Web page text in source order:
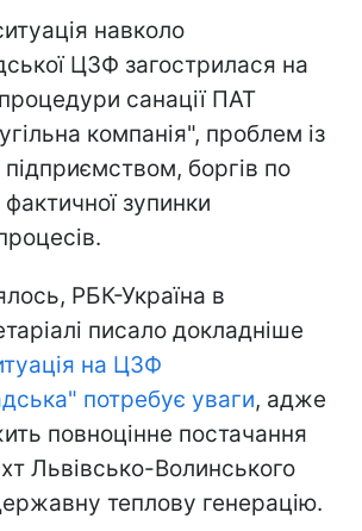
навколо
ЦЗФ загострилася на
санації ПАТ
компанія", проблем із
боргів по
зупинки
РБК-Україна в
писало докладніше
на ЦЗФ
потребує уваги, адже
повноцінне постачання
Львівсько-Волинського
теплову генерацію.